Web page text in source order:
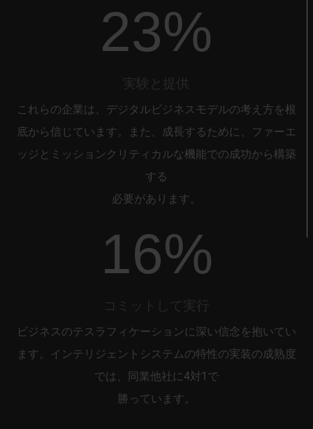
23%
実験と提供
これらの企業は、デジタルビジネスモデルの考え方を根
底から信じています。また、成長するために、ファーエ
ッジとミッションクリティカルな機能での成功から構築
する
必要があります。
16%
コミットして実行
ビジネスのテスラフィケーションに深い信念を抱いてい
ます。インテリジェントシステムの特性の実装の成熟度
では、同業他社に4対1で
勝っています。